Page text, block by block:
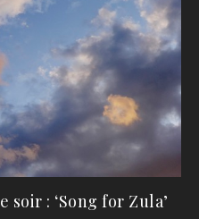
: ‘Song for Zula’